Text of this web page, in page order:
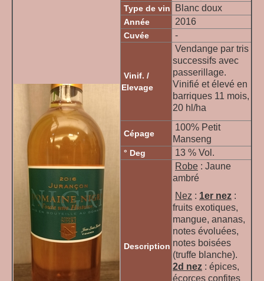
Type de vin Blanc doux
Année 2016
Cuvée -
Vinif. /
Elevage
Vendange par tris
successifs avec
passerillage.
Vinifié et élevé en
barriques 11 mois,
20 hl/ha
Cépage
100% Petit
Manseng
° Deg 13 % Vol.
Description
Robe : Jaune
ambré
Nez : 1er nez :
fruits exotiques,
mangue, ananas,
notes évoluées,
notes boisées
(truffe blanche).
2d nez : épices,
écorces confites